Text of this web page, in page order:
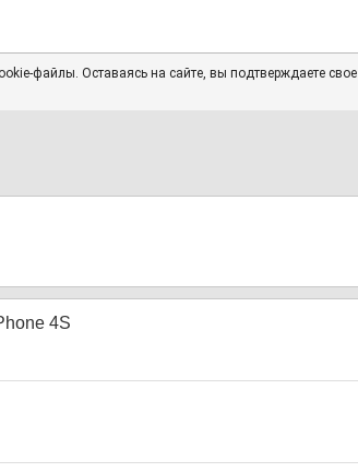
файлы. Оставаясь на сайте, вы подтверждаете свое
4S